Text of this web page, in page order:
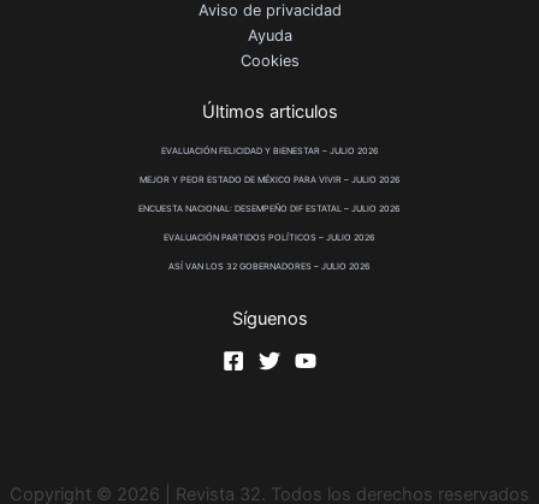
Aviso de privacidad
Ayuda
Cookies
Últimos articulos
EVALUACIÓN FELICIDAD Y BIENESTAR – JULIO 2026
MEJOR Y PEOR ESTADO DE MÉXICO PARA VIVIR – JULIO 2026
ENCUESTA NACIONAL: DESEMPEÑO DIF ESTATAL – JULIO 2026
EVALUACIÓN PARTIDOS POLÍTICOS – JULIO 2026
ASÍ VAN LOS 32 GOBERNADORES – JULIO 2026
Síguenos
Copyright © 2026 | Revista 32. Todos los derechos reservados